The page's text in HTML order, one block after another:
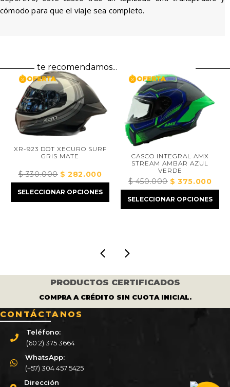
cómodo para que el viaje sea completo.
te recomendamos...
XR-923 DOT XECURO SURF
GRIS MATE
$330.000El
precio
original
$282.000El
precio
actual
SELECCIONAR OPCIONES
CASCO INTEGRAL AMX
STREAM AMBAR AZUL
VERDE
$450.000El
precio
original
$375.000El
precio
actual
SELECCIONAR OPCIONES
PRODUCTOS CERTIFICADOS
COMPRA A CRÉDITO SIN CUOTA INICIAL.
CONTÁCTANOS
Teléfono:
(60 2) 375 3664
WhatsApp:
(+57) 304 457 5425
Dirección